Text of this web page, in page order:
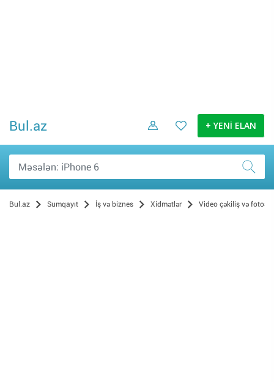
Bul.az + YENİ ELAN
Bul.az Sumqayıt İş və biznes Xidmətlər Video çəkiliş və